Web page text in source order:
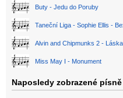
Buty - Jedu do Poruby
Taneční Liga - Sophie Ellis -
Alvin and Chipmunks 2 -
Miss May I - Monument
Naposledy zobrazené písně